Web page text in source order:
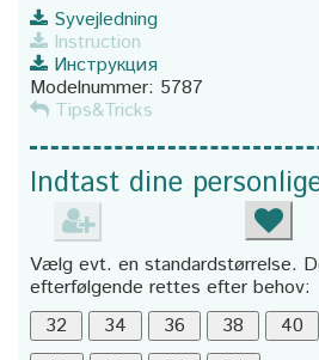
Syvejledning
Instruction
Инструкция
Modelnummer: 5787
Tips&Tricks
Indtast dine
Vælg evt. en standardstørrelse.
efterfølgende rettes efter behov: